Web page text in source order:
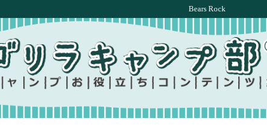
Bears Rock